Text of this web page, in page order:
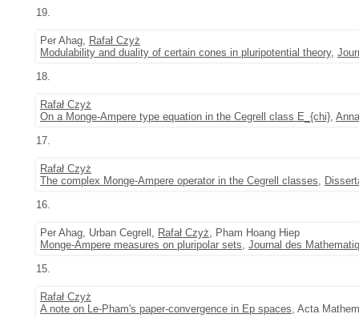
19.
Per Ahag, Rafał Czyż
Modulability and duality of certain cones in pluripotential theory,
18.
Rafał Czyż
On a Monge-Ampere type equation in the Cegrell class E_{chi},
17.
Rafał Czyż
The complex Monge-Ampere operator in the Cegrell classes,
16.
Per Ahag, Urban Cegrell, Rafał Czyż, Pham Hoang Hiep
Monge-Ampere measures on pluripolar sets, Journal des
15.
Rafał Czyż
A note on Le-Pham's paper-convergence in Ep spaces, Acta